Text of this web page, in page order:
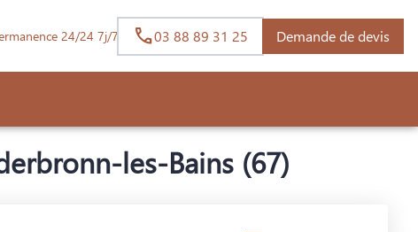
24/24 7j/7 03 88 89 31 25 Demande de devis
les-Bains (67)